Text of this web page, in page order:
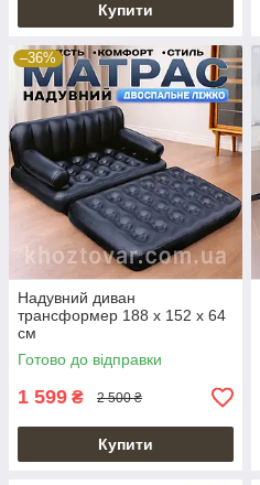
Купити
–36%
Надувний диван
трансформер 188 х 152 х 64
см
Готово до відправки
1 599 ₴ 2 500 ₴
Купити